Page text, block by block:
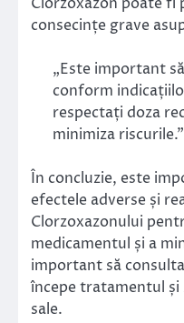
consecințe grave
„Este important
conform
respectați doza
minimiza riscurile.”
În concluzie, este
efectele adverse și
Clorzoxazonului
medicamentul și a
important să
începe tratamentul
sale.